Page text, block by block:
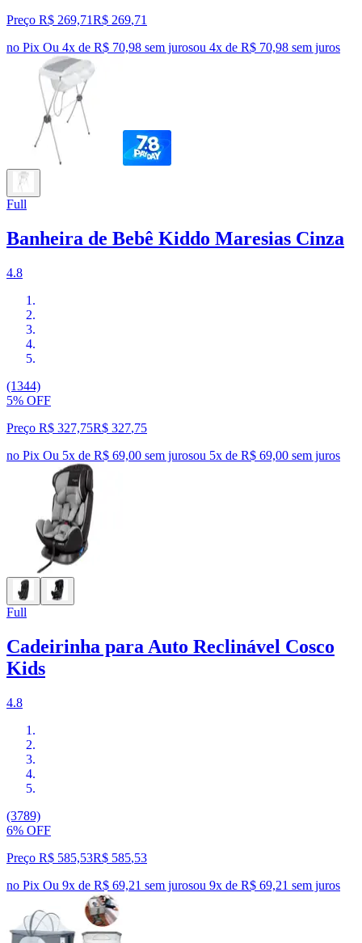
Preço R$ 269,71R$ 269,71
no Pix Ou 4x de R$ 70,98 sem jurosou 4x de R$ 70,98 sem juros
Full
Banheira de Bebê Kiddo Maresias Cinza
4.8
(1344)
5% OFF
Preço R$ 327,75R$ 327,75
no Pix Ou 5x de R$ 69,00 sem jurosou 5x de R$ 69,00 sem juros
Full
Cadeirinha para Auto Reclinável Cosco
Kids
4.8
(3789)
6% OFF
Preço R$ 585,53R$ 585,53
no Pix Ou 9x de R$ 69,21 sem jurosou 9x de R$ 69,21 sem juros